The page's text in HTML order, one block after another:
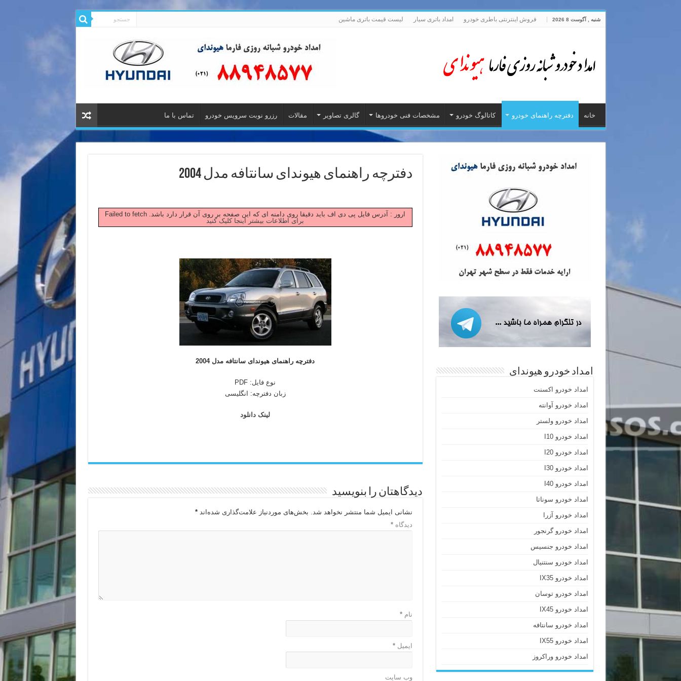
شنبه , آگوست 8 2026 فروش اینترنتی باطری خودرو امداد باتری سیار لیست قیمت باتری ماشین
خانه دفترچه راهنمای خودرو کاتالوگ خودرو مشخصات فنی خودروها گالری تصاویر مقالات رزرو نوبت سرویس خودرو تماس با ما
دفترچه راهنمای هیوندای سانتافه مدل 2004
Failed to fetch ارور : آدرس فایل پی دی اف باید دقیقا روی دامنه ای که این صفحه بر روی آن قرار دارد باشد.
برای اطلاعات بیشتر اینجا کلیک کنید
دفترچه راهنمای هیوندای سانتافه مدل 2004
نوع فایل: PDF
زبان دفترچه: انگلیسی
لینک دانلود
دیدگاهتان را بنویسید
نشانی ایمیل شما منتشر نخواهد شد. بخش‌های موردنیاز علامت‌گذاری شده‌اند*
دیدگاه*
نام*
ایمیل*
وب‌ سایت
امداد خودرو هیوندای
امداد خودرو اکسنت
امداد خودرو آوانته
امداد خودرو ولستر
امداد خودرو I10
امداد خودرو I20
امداد خودرو I30
امداد خودرو I40
امداد خودرو سوناتا
امداد خودرو آزرا
امداد خودرو گرنجور
امداد خودرو جنسیس
امداد خودرو سنتنیال
امداد خودرو IX35
امداد خودرو توسان
امداد خودرو IX45
امداد خودرو سانتافه
امداد خودرو IX55
امداد خودرو وراکروز